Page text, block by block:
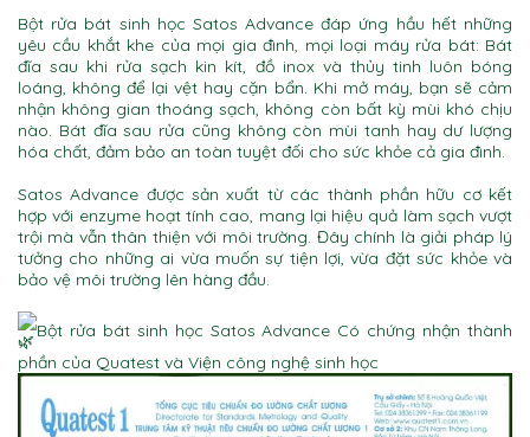
Bột rửa bát sinh học Satos Advance đáp ứng hầu hết những
yêu cầu khắt khe của mọi gia đình, mọi loại máy rửa bát: Bát
đĩa sau khi rửa sạch kin kít, đồ inox và thủy tinh luôn bóng
loáng, không để lại vệt hay cặn bẩn. Khi mở máy, bạn sẽ cảm
nhận không gian thoáng sạch, không còn bất kỳ mùi khó chịu
nào. Bát đĩa sau rửa cũng không còn mùi tanh hay dư lượng
hóa chất, đảm bảo an toàn tuyệt đối cho sức khỏe cả gia đình.
Satos Advance được sản xuất từ các thành phần hữu cơ kết
hợp với enzyme hoạt tính cao, mang lại hiệu quả làm sạch vượt
trội mà vẫn thân thiện với môi trường. Đây chính là giải pháp lý
tưởng cho những ai vừa muốn sự tiện lợi, vừa đặt sức khỏe và
bảo vệ môi trường lên hàng đầu.
Bột rửa bát sinh học Satos Advance Có chứng nhận thành
phần của Quatest và Viện công nghệ sinh học